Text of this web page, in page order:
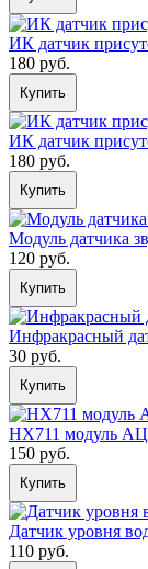
ИК датчик
180 руб.
Купить
ИК датчик
180 руб.
Купить
Модуль датчика
120 руб.
Купить
Инфракрасный
30 руб.
Купить
HX711 модуль
150 руб.
Купить
Датчик уровня
110 руб.